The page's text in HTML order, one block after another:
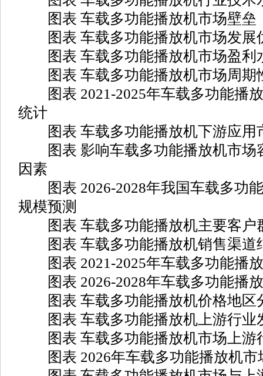
图表 车载多功能播放机市场壁垒
图表 车载多功能播放机市场发展
图表 车载多功能播放机市场盈利
图表 车载多功能播放机市场周期
图表 2021-2025年车载多功能播
统计
图表 车载多功能播放机下游应用
图表 影响车载多功能播放机市场
因素
图表 2026-2028年我国车载多功
规模预测
图表 车载多功能播放机主要客户
图表 车载多功能播放机销售渠道
图表 2021-2025年车载多功能播
图表 2026-2028年车载多功能播
图表 车载多功能播放机价格地区
图表 车载多功能播放机上游行业
图表 车载多功能播放机市场上游
图表 2026年车载多功能播放机市